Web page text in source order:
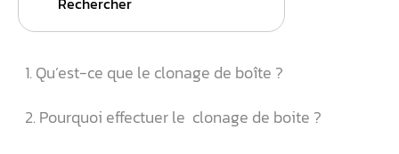
1. Qu’est-ce que le clonage de boîte ?
2. Pourquoi effectuer le clonage de boite ?